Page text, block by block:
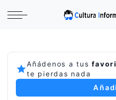
Añádenos a tus
te pierdas nada